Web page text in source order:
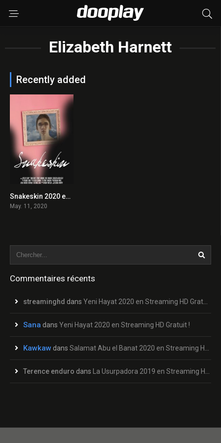
Elizabeth Harnett
Recently added
0
Snakeskin 2020 en Streaming HD Gratuit !
May. 11, 2020
Commentaires récents
streaminghd dans Yeni Hayat 2020 en Streaming HD Gratuit !
Sana dans Yeni Hayat 2020 en Streaming HD Gratuit !
Kawkaw dans Salamat Abu el Banat 2020 en Streaming HD Gratuit !
Terence enduro dans La Usurpadora 2019 en Streaming HD Gratuit !